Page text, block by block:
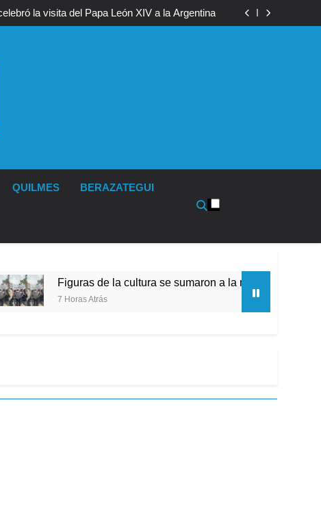
la visita del Papa León XIV a la Argentina
a la marcha frente al Congreso contra la Ley
la visita del Papa León XIV a la Argentina
a la marcha frente al Congreso contra la Ley
los activos argentinos: cayeron las acciones en
el riesgo país quedó al borde de los 450 puntos
QUILMES BERAZATEGUI
Figuras de la cultura se sumaron a la marcha frente al
7 Horas Atrás